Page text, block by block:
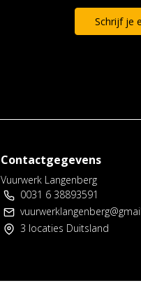
Schrijf je
Contactgegevens
Vuurwerk Langenberg
0031 6 38893591
3 locaties Duitsland